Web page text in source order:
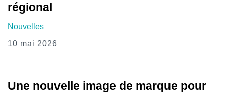
régional
Nouvelles
10 mai 2026
Une nouvelle image de marque pour